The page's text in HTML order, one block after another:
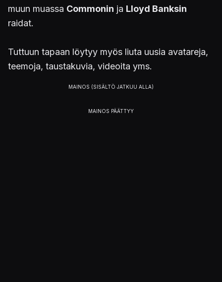
muun muassa Commonin ja Lloyd Banksin
raidat.
Tuttuun tapaan löytyy myös liuta uusia avatareja,
teemoja, taustakuvia, videoita yms.